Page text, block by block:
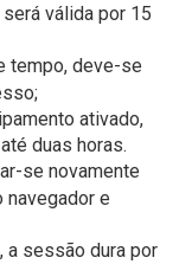
válida por 15
tempo, deve-se
ativado,
duas horas.
se novamente
navegador e
a sessão dura por